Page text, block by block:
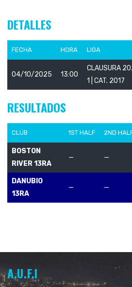
DETALLES
FECHA HORA LIGA
04/10/2025 13:00
CLAUSURA
1 | CAT. 2017
RESULTADOS
CLUB 1ST HALF 2ND
BOSTON
RIVER 13RA
— —
DANUBIO
13RA
— —
A.U.F.I